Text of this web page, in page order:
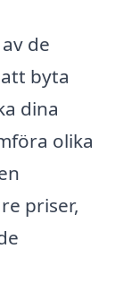
av de
byta
dina
olika
priser,